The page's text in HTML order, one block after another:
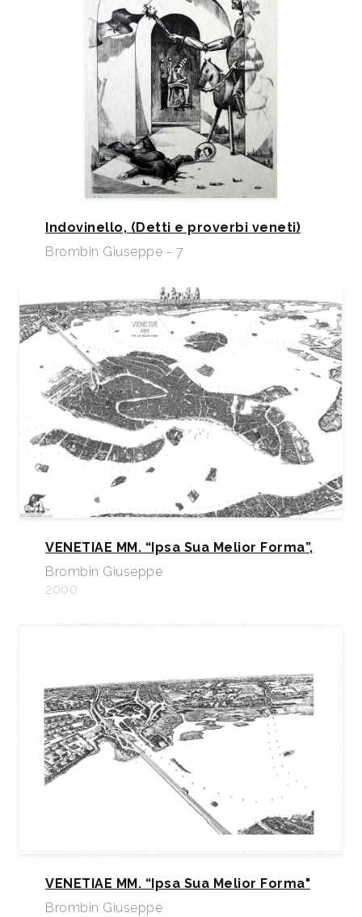
Indovinello, (Detti e proverbi veneti)
Brombin Giuseppe - 7
VENETIAE MM. “Ipsa Sua Melior Forma”,
Brombin Giuseppe
2000
VENETIAE MM. “Ipsa Sua Melior Forma"
Brombin Giuseppe